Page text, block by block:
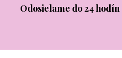
Odosielame do 24 hodín